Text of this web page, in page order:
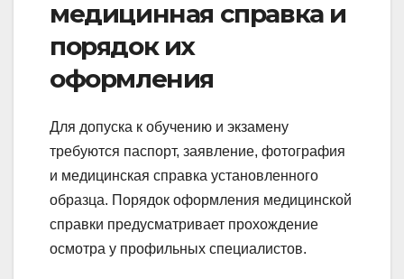
медицинная справка и
порядок их
оформления
Для допуска к обучению и экзамену
требуются паспорт, заявление, фотография
и медицинская справка установленного
образца. Порядок оформления медицинской
справки предусматривает прохождение
осмотра у профильных специалистов.